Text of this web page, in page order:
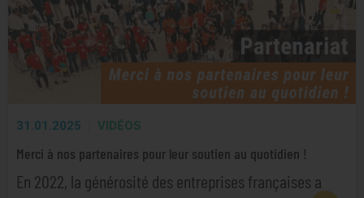
31.01.2025 VIDÉOS
Merci à nos partenaires pour leur soutien au quotidien !
En 2022, la générosité des entreprises françaises a